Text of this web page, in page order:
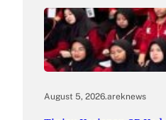
August 5, 2026.areknews